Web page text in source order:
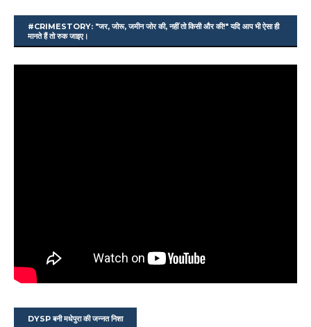
#CRIMESTORY: "जर, जोरू, जमीन जोर की, नहीं तो किसी और की!" यदि आप भी ऐसा ही
मानते हैं तो रुक जाइए।
DYSP बनी मधेपुरा की जन्नत निशा